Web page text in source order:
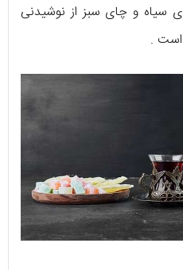
سیاه و چای سبز از نوشیدنی‌
است .